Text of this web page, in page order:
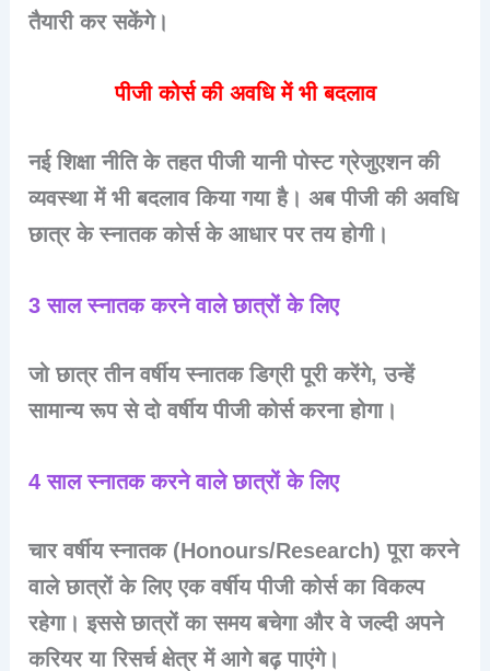
तैयारी कर सकेंगे।
पीजी कोर्स की अवधि में भी बदलाव
नई शिक्षा नीति के तहत पीजी यानी पोस्ट ग्रेजुएशन की
व्यवस्था में भी बदलाव किया गया है। अब पीजी की अवधि
छात्र के स्नातक कोर्स के आधार पर तय होगी।
3 साल स्नातक करने वाले छात्रों के लिए
जो छात्र तीन वर्षीय स्नातक डिग्री पूरी करेंगे, उन्हें
सामान्य रूप से दो वर्षीय पीजी कोर्स करना होगा।
4 साल स्नातक करने वाले छात्रों के लिए
चार वर्षीय स्नातक (Honours/Research) पूरा करने
वाले छात्रों के लिए एक वर्षीय पीजी कोर्स का विकल्प
रहेगा। इससे छात्रों का समय बचेगा और वे जल्दी अपने
करियर या रिसर्च क्षेत्र में आगे बढ़ पाएंगे।